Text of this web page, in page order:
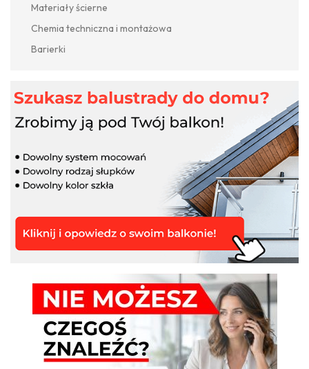
Materiały ścierne
Chemia techniczna i montażowa
Barierki